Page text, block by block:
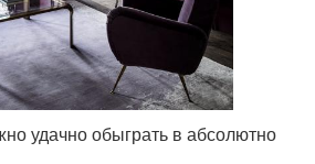
удачно обыграть в абсолютно